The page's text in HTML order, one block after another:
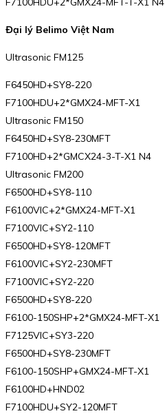
Đại lý Belimo Việt Nam
Ultrasonic FM125
F6450HD+SY8-220
F7100HDU+2*GMX24-MFT-X1
Ultrasonic FM150
F6450HD+SY8-230MFT
F7100HD+2*GMCX24-3-T-X1 N4
Ultrasonic FM200
F6500HD+SY8-110
F6100VIC+2*GMX24-MFT-X1
F7100VIC+SY2-110
F6500HD+SY8-120MFT
F6100VIC+SY2-230MFT
F7100VIC+SY2-220
F6500HD+SY8-220
F6100-150SHP+2*GMX24-MFT-X1
F7125VIC+SY3-220
F6500HD+SY8-230MFT
F6100-150SHP+GMX24-MFT-X1
F6100HD+HND02
F7100HDU+SY2-120MFT